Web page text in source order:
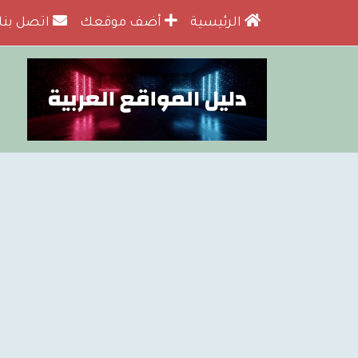
الرئيسية أضف موقعك اتصل بنا